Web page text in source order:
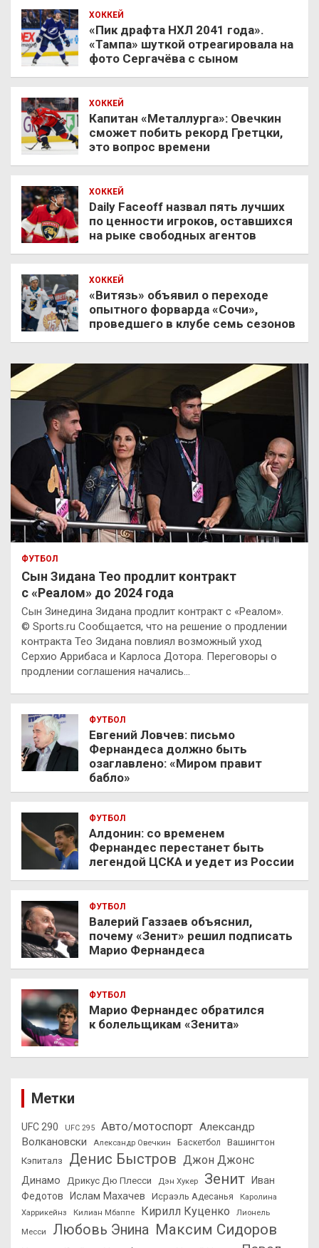
ХОККЕЙ
«Пик драфта НХЛ 2041 года».
«Тампа» шуткой отреагировала на
фото Сергачёва с сыном
ХОККЕЙ
Капитан «Металлурга»: Овечкин
сможет побить рекорд Гретцки,
это вопрос времени
ХОККЕЙ
Daily Faceoff назвал пять лучших
по ценности игроков, оставшихся
на рыке свободных агентов
ХОККЕЙ
«Витязь» объявил о переходе
опытного форварда «Сочи»,
проведшего в клубе семь сезонов
ФУТБОЛ
Сын Зидана Тео продлит контракт
с «Реалом» до 2024 года
Сын Зинедина Зидана продлит контракт с «Реалом».
© Sports.ru Сообщается, что на решение о продлении
контракта Тео Зидана повлиял возможный уход
Серхио Аррибаса и Карлоса Дотора. Переговоры о
продлении соглашения начались…
ФУТБОЛ
Евгений Ловчев: письмо
Фернандеса должно быть
озаглавлено: «Миром правит
бабло»
ФУТБОЛ
Алдонин: со временем
Фернандес перестанет быть
легендой ЦСКА и уедет из России
ФУТБОЛ
Валерий Газзаев объяснил,
почему «Зенит» решил подписать
Марио Фернандеса
ФУТБОЛ
Марио Фернандес обратился
к болельщикам «Зенита»
Метки
UFC 290 UFC 295 Авто/мотоспорт Александр
Волкановски
Александр Овечкин Баскетбол
Вашингтон
Кэпиталз
Денис Быстров Джон Джонс
Динамо Дрикус Дю Плесси Дэн Хукер Зенит
Иван
Федотов
Ислам Махачев Исраэль Адесанья
Каролина
Харрикейнз
Килиан Мбаппе Кирилл Куценко
Лионель
Месси
Любовь Энина Максим Сидоров